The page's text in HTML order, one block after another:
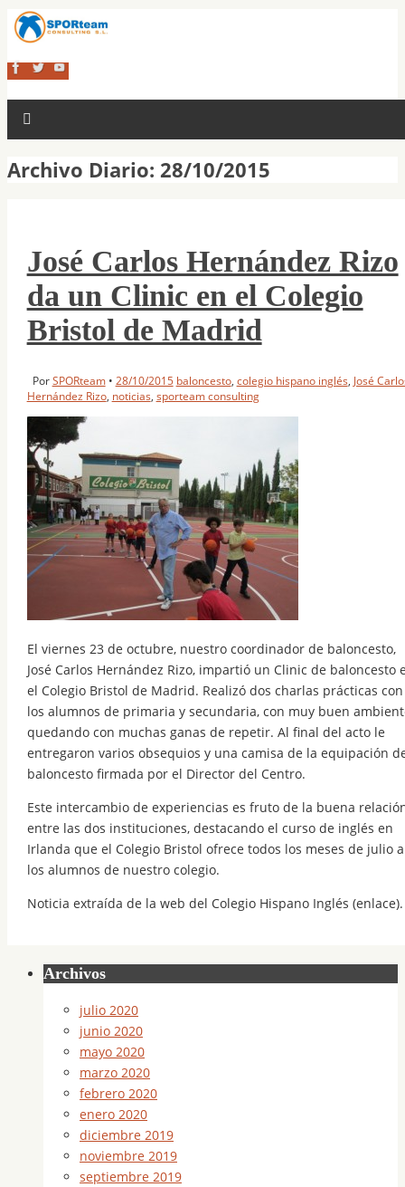
Archivo Diario: 28/10/2015
José Carlos Hernández Rizo
da un Clinic en el Colegio
Bristol de Madrid
PorSPORteam • 28/10/2015 baloncesto, colegio hispano inglés, José
Hernández Rizo, noticias, sporteam consulting
El viernes 23 de octubre, nuestro coordinador de baloncesto,
José Carlos Hernández Rizo, impartió un Clinic de baloncesto
el Colegio Bristol de Madrid. Realizó dos charlas prácticas con
los alumnos de primaria y secundaria, con muy buen
quedando con muchas ganas de repetir. Al final del acto le
entregaron varios obsequios y una camisa de la equipación
baloncesto firmada por el Director del Centro.
Este intercambio de experiencias es fruto de la buena
entre las dos instituciones, destacando el curso de inglés en
Irlanda que el Colegio Bristol ofrece todos los meses de julio a
los alumnos de nuestro colegio.
Noticia extraída de la web del Colegio Hispano Inglés (enlace).
Archivos
julio 2020
junio 2020
mayo 2020
marzo 2020
febrero 2020
enero 2020
diciembre 2019
noviembre 2019
septiembre 2019